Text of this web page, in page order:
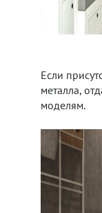
Если
металла,
моделям.